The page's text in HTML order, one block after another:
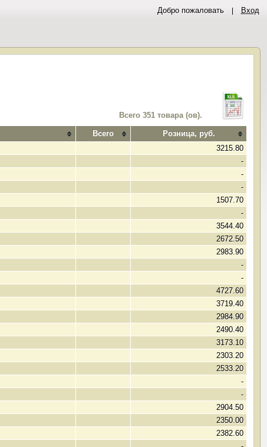
Добро пожаловать Вход
Всего 351 товара (ов).
Всего
Розница, руб.
3215.80
-
-
-
1507.70
-
3544.40
2672.50
2983.90
-
-
4727.60
3719.40
2984.90
2490.40
3173.10
2303.20
2533.20
-
-
2904.50
2350.00
2382.60